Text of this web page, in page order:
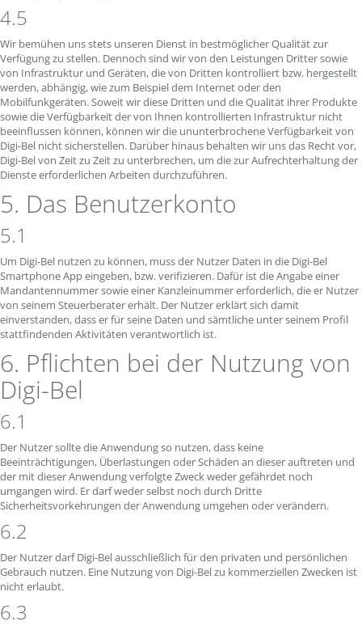
4.5
Wir bemühen uns stets unseren Dienst in bestmöglicher Qualität zur
Verfügung zu stellen. Dennoch sind wir von den Leistungen Dritter sowie
von Infrastruktur und Geräten, die von Dritten kontrolliert bzw. hergestellt
werden, abhängig, wie zum Beispiel dem Internet oder den
Mobilfunkgeräten. Soweit wir diese Dritten und die Qualität ihrer Produkte
sowie die Verfügbarkeit der von Ihnen kontrollierten Infrastruktur nicht
beeinflussen können, können wir die ununterbrochene Verfügbarkeit von
Digi-Bel nicht sicherstellen. Darüber hinaus behalten wir uns das Recht vor,
Digi-Bel von Zeit zu Zeit zu unterbrechen, um die zur Aufrechterhaltung der
Dienste erforderlichen Arbeiten durchzuführen.
5. Das Benutzerkonto
5.1
Um Digi-Bel nutzen zu können, muss der Nutzer Daten in die Digi-Bel
Smartphone App eingeben, bzw. verifizieren. Dafür ist die Angabe einer
Mandantennummer sowie einer Kanzleinummer erforderlich, die er Nutzer
von seinem Steuerberater erhält. Der Nutzer erklärt sich damit
einverstanden, dass er für seine Daten und sämtliche unter seinem Profil
stattfindenden Aktivitäten verantwortlich ist.
6. Pflichten bei der Nutzung von
Digi-Bel
6.1
Der Nutzer sollte die Anwendung so nutzen, dass keine
Beeinträchtigungen, Überlastungen oder Schäden an dieser auftreten und
der mit dieser Anwendung verfolgte Zweck weder gefährdet noch
umgangen wird. Er darf weder selbst noch durch Dritte
Sicherheitsvorkehrungen der Anwendung umgehen oder verändern.
6.2
Der Nutzer darf Digi-Bel ausschließlich für den privaten und persönlichen
Gebrauch nutzen. Eine Nutzung von Digi-Bel zu kommerziellen Zwecken ist
nicht erlaubt.
6.3